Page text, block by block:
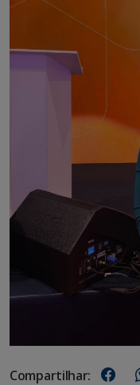
Compartilhar: